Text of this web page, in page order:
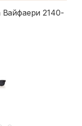
Вайфаери 2140-